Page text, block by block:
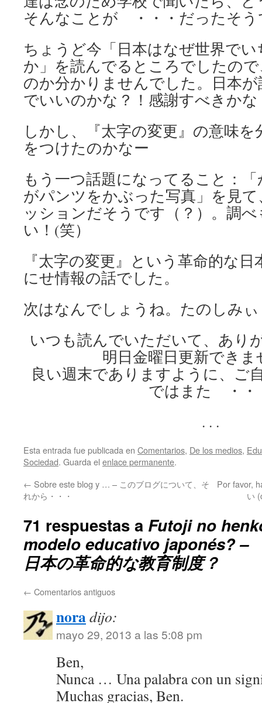
そんなことが ・・・だったそう
ちょうど今「日本はなぜ世界で
か」を読んでるところでしたの
のか分かりませんでした。日本
でいいのかな？！感謝すべきかな
しかし、『太字の変更』の意味
をつけたのかなー
もう一つ話題になってること：
がパンツをかぶった写真」を見
ッションだそうです（？）。調
い！(笑）
『太字の変更』という革命的な
にせ情報の話でした。
次はなんでしょうね。たのしみ
いつも読んでいただいて、あり
明日金曜日更新でき
良い週末でありますように、ご
ではまた ・・
. . .
Esta entrada fue publicada en Comentarios, De los medios,
Sociedad. Guarda el enlace permanente.
← Sobre este blog y … – このブログについて、そ
れから・・・
Por favor,
い
71 respuestas a Futoji no
modelo educativo japonés? –
日本の革命的な教育制度？
← Comentarios antiguos
noradijo:
mayo 29, 2013 a las 5:08 pm
Ben,
Nunca … Una palabra con un
Muchas gracias, Ben.